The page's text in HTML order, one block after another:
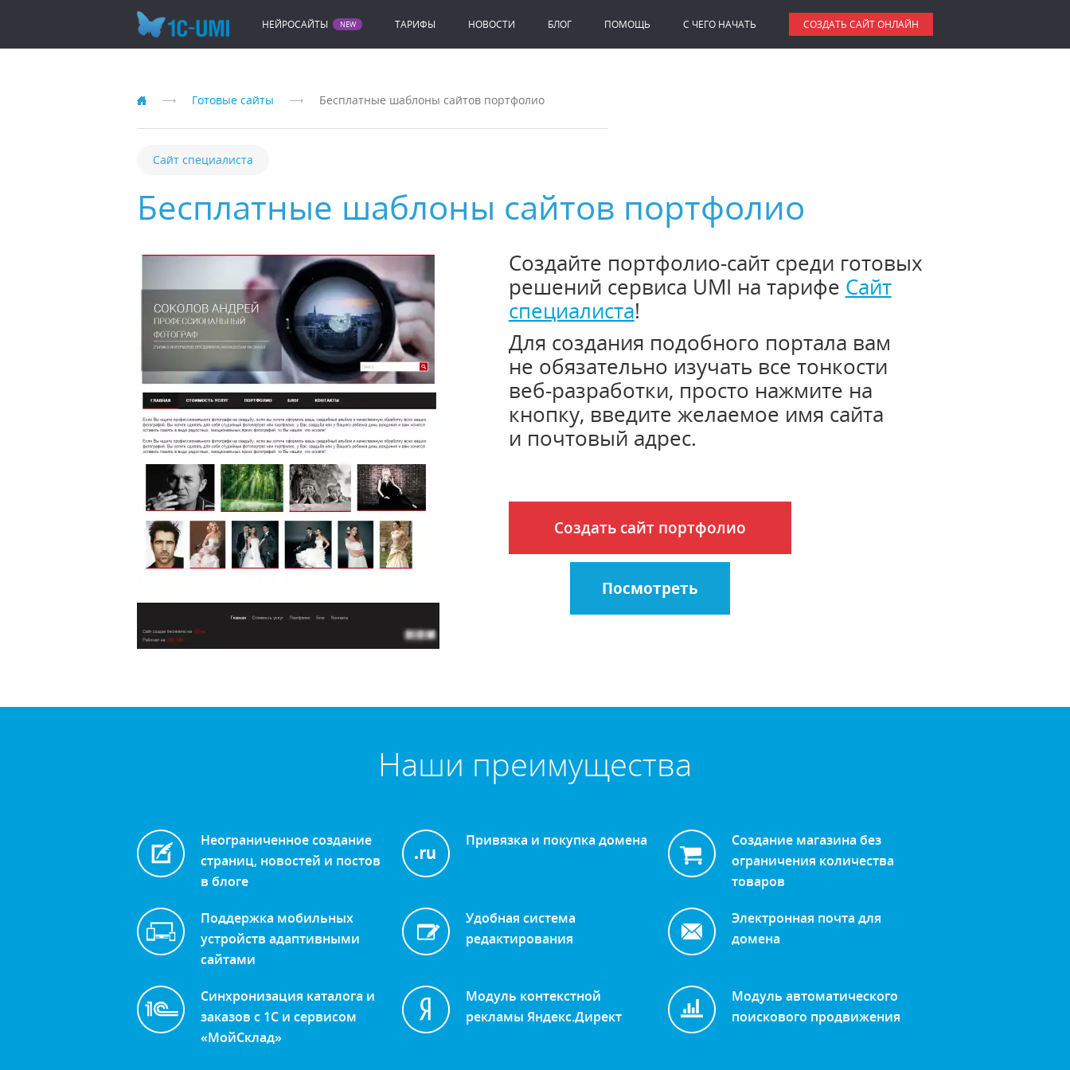
НЕЙРОСАЙТЫ ТАРИФЫ НОВОСТИ БЛОГ ПОМОЩЬ C ЧЕГО НАЧАТЬ СОЗДАТЬ САЙТ ОНЛАЙН
Готовые сайты Бесплатные шаблоны сайтов портфолио
Сайт специалиста
Бесплатные шаблоны сайтов портфолио
Создайте портфолио-сайт среди готовых
решений сервиса UMI на тарифе Сайт
специалиста!
Для создания подобного портала вам
не обязательно изучать все тонкости
веб-разработки, просто нажмите на
кнопку, введите желаемое имя сайта
и почтовый адрес.
Создать сайт портфолио
Посмотреть
Наши преимущества
Неограниченное создание
страниц, новостей и постов
в блоге
Привязка и покупка домена
Создание магазина без
ограничения количества
товаров
Поддержка мобильных
устройств адаптивными
сайтами
Удобная система
редактирования
Электронная почта для
домена
Синхронизация каталога и
заказов с 1С и сервисом
«МойСклад»
Модуль контекстной
рекламы Яндекс.Директ
Модуль автоматического
поискового продвижения